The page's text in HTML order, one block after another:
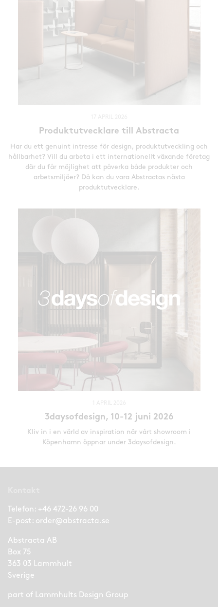
Produktutvecklare till Abstracta
Har du ett genuint intresse för design, produktutveckling och
hållbarhet? Vill du arbeta i ett internationellt växande företag
där du får möjlighet att påverka både produkter och
arbetsmiljöer? Då kan du vara Abstractas nästa
produktutvecklare.
3daysofdesign, 10-12 juni 2026
Kliv in i en värld av inspiration när vårt showroom i
Köpenhamn öppnar under 3daysofdesign.
Telefon: +46 472-26 96 00
E-post: order@abstracta.se
Abstracta AB
Box 75
363 03 Lammhult
Sverige
part of Lammhults Design Group